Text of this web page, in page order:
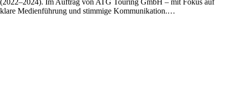
klare Medienführung und stimmige Kommunikation.…